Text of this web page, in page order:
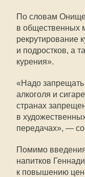
По словам
в общественных
рекрутирование
и подростков, а
курения».
«Надо
алкоголя и
странах
в
передачах», —
Помимо
напитков
к повышению цен